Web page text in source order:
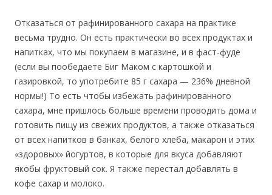
Отказаться от рафинированного сахара на практике
весьма трудно. Он есть практически во всех продуктах и
напитках, что мы покупаем в магазине, и в фаст-фуде
(если вы пообедаете Биг Маком с картошкой и
газировкой, то употребите 85 г сахара — 236% дневной
нормы!) То есть чтобы избежать рафинированного
сахара, мне пришлось больше времени проводить дома и
готовить пищу из свежих продуктов, а также отказаться
от всех напитков в банках, белого хлеба, макарон и этих
«здоровых» йогуртов, в которые для вкуса добавляют
якобы фруктовый сок. Я также перестал добавлять в
кофе сахар и молоко.